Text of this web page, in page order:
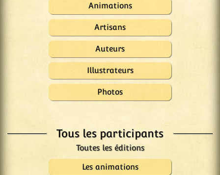
Animations
Artisans
Auteurs
Illustrateurs
Photos
Tous les participants
Les animations